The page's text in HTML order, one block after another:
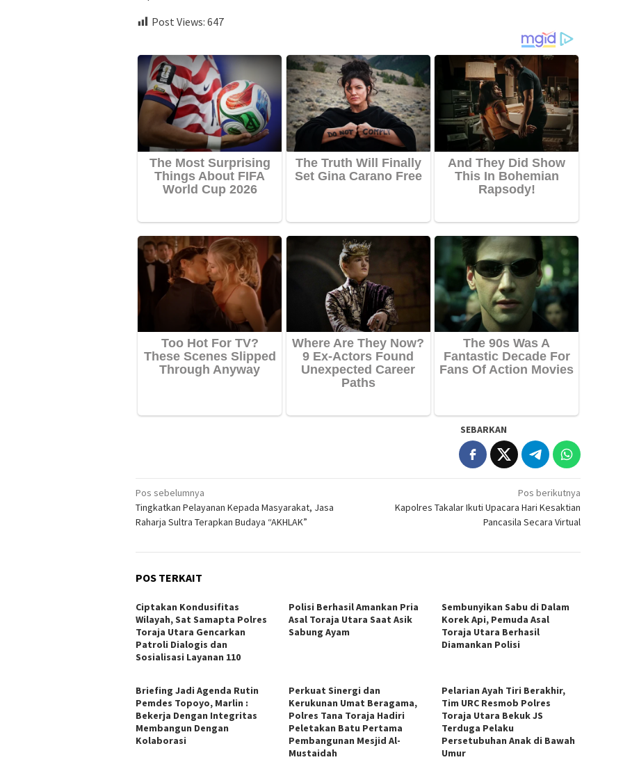
Post Views: 647
SEBARKAN
Navigasi
pos
Pos sebelumnya
Tingkatkan Pelayanan Kepada Masyarakat, Jasa
Raharja Sultra Terapkan Budaya “AKHLAK”
Pos berikutnya
Kapolres Takalar Ikuti Upacara Hari Kesaktian
Pancasila Secara Virtual
POS TERKAIT
Ciptakan Kondusifitas
Wilayah, Sat Samapta Polres
Toraja Utara Gencarkan
Patroli Dialogis dan
Sosialisasi Layanan 110
Polisi Berhasil Amankan Pria
Asal Toraja Utara Saat Asik
Sabung Ayam
Sembunyikan Sabu di Dalam
Korek Api, Pemuda Asal
Toraja Utara Berhasil
Diamankan Polisi
Briefing Jadi Agenda Rutin
Pemdes Topoyo, Marlin :
Bekerja Dengan Integritas
Membangun Dengan
Kolaborasi
Perkuat Sinergi dan
Kerukunan Umat Beragama,
Polres Tana Toraja Hadiri
Peletakan Batu Pertama
Pembangunan Mesjid Al-
Mustaidah
Pelarian Ayah Tiri Berakhir,
Tim URC Resmob Polres
Toraja Utara Bekuk JS
Terduga Pelaku
Persetubuhan Anak di Bawah
Umur